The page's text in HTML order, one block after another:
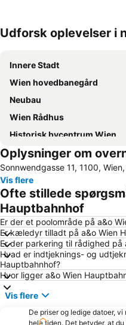
Udvid kort
Udforsk oplevelser i
Innere Stadt
Wien hovedbanegård
Neubau
Wien Rådhus
Historisk bycentrum Wien
Mariahilf
Naschmarkt
Staatsoper
Wieden
Wien Mitte - The Mall
Wien Westbahnhof
Wiener Stadthalle
Albertina
Parndorf Designer Outlet
Alsergrund
Oplysninger om
Sonnwendgasse 11, 1100,
Vis flere
Ofte stillede
Hauptbahnhof
Er der et poolområde på a&o
Er kæledyr tilladt på a&o Wien
Er der parkering til rådighed på
Hvad er indtjeknings- og
Hauptbahnhof?
Hvor ligger a&o Wien
Vis flere
De priser og ledige datoer,
hele tiden. Det betyder, at